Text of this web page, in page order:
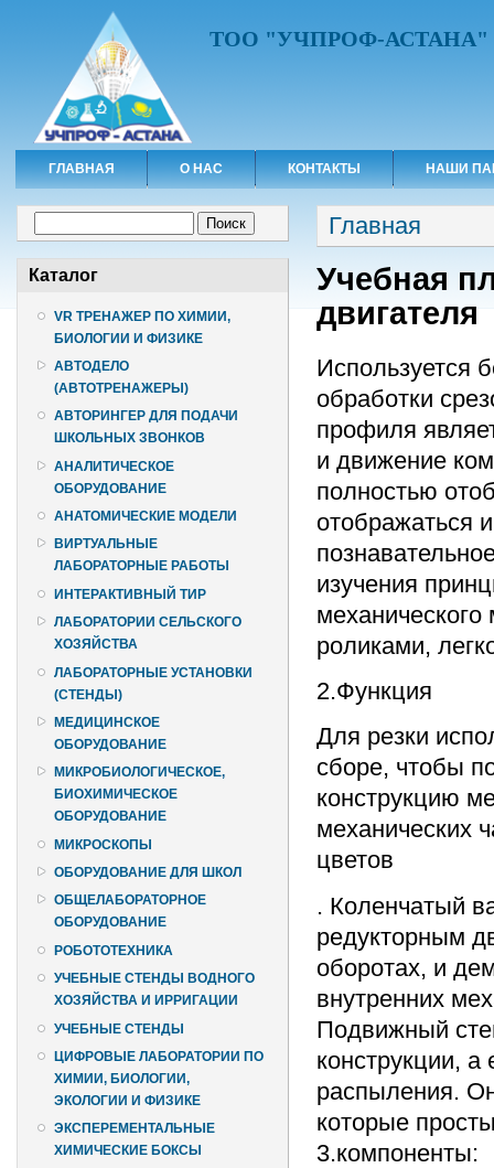
ТОО "УЧПРОФ-АСТАНА"
ГЛАВНАЯ О НАС КОНТАКТЫ НАШИ
Каталог
VR ТРЕНАЖЕР ПО ХИМИИ,
БИОЛОГИИ И ФИЗИКЕ
АВТОДЕЛО
(АВТОТРЕНАЖЕРЫ)
АВТОРИНГЕР ДЛЯ ПОДАЧИ
ШКОЛЬНЫХ ЗВОНКОВ
АНАЛИТИЧЕСКОЕ
ОБОРУДОВАНИЕ
АНАТОМИЧЕСКИЕ МОДЕЛИ
ВИРТУАЛЬНЫЕ
ЛАБОРАТОРНЫЕ РАБОТЫ
ИНТЕРАКТИВНЫЙ ТИР
ЛАБОРАТОРИИ СЕЛЬСКОГО
ХОЗЯЙСТВА
ЛАБОРАТОРНЫЕ УСТАНОВКИ
(СТЕНДЫ)
МЕДИЦИНСКОЕ
ОБОРУДОВАНИЕ
МИКРОБИОЛОГИЧЕСКОЕ,
БИОХИМИЧЕСКОЕ
ОБОРУДОВАНИЕ
МИКРОСКОПЫ
ОБОРУДОВАНИЕ ДЛЯ ШКОЛ
ОБЩЕЛАБОРАТОРНОЕ
ОБОРУДОВАНИЕ
РОБОТОТЕХНИКА
УЧЕБНЫЕ СТЕНДЫ ВОДНОГО
ХОЗЯЙСТВА И ИРРИГАЦИИ
УЧЕБНЫЕ СТЕНДЫ
ЦИФРОВЫЕ ЛАБОРАТОРИИ ПО
ХИМИИ, БИОЛОГИИ,
ЭКОЛОГИИ И ФИЗИКЕ
ЭКСПЕРЕМЕНТАЛЬНЫЕ
ХИМИЧЕСКИЕ БОКСЫ
Вы здесь
Главная
Учебная
двигателя
Используется
обработки
профиля
и движение
полностью
отображаться
изучения
роликами,
2.Функция
Для резки
сборе, чтобы
конструкцию
механических
цветов
. Коленчатый
редукторным
оборотах, и
внутренних
Подвижный
конструкции,
распыления.
которые
3.компоненты: